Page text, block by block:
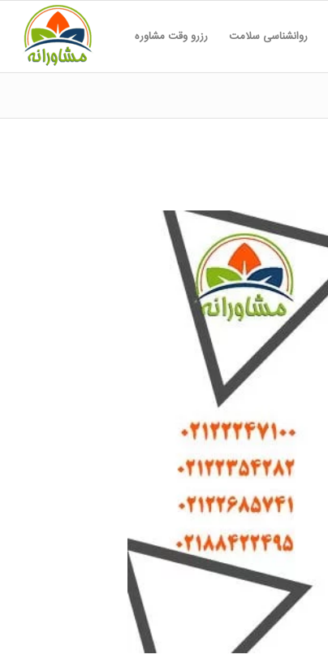
روانشناسی سلامت رزرو وقت مشاوره